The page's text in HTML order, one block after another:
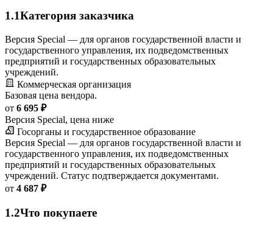
1.1Категория заказчика
Версия Special — для органов государственной власти и
государственного управления, их подведомственных
предприятий и государственных образовательных
учреждений.
Коммерческая организация
Базовая цена вендора.
от 6 695 ₽
Версия Special, цена ниже
Госорганы и государственное образование
Версия Special — для органов государственной власти и
государственного управления, их подведомственных
предприятий и государственных образовательных
учреждений. Статус подтверждается документами.
от 4 687 ₽
1.2Что покупаете